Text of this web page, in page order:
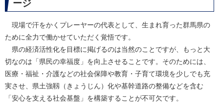
ージ
現場で汗をかくプレーヤーの代表として、生まれ育った群馬県の
ために全力で働かせていただく覚悟です。
県の経済活性化を目標に掲げるのは当然のことですが、もっと大
切なのは「県民の幸福度」を向上させることです。そのためには、
医療・福祉・介護などの社会保障や教育・子育て環境を少しでも充
実させ、県土強靱（きょうじん）化や基幹道路の整備などを含む
「安心を支える社会基盤」を構築することが不可欠です。